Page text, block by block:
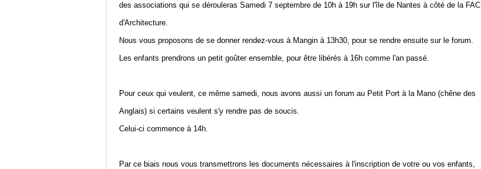
des associations qui se dérouleras Samedi 7 septembre de 10h à 19h sur l'île de Nantes à côté de la FAC
d'Architecture.
Nous vous proposons de se donner rendez-vous à Mangin à 13h30, pour se rendre ensuite sur le forum.
Les enfants prendrons un petit goûter ensemble, pour être libérés à 16h comme l'an passé.
Pour ceux qui veulent, ce même samedi, nous avons aussi un forum au Petit Port à la Mano (chêne des
Anglais) si certains veulent s'y rendre pas de soucis.
Celui-ci commence à 14h.
Par ce biais nous vous transmettrons les documents nécessaires à l'inscription de votre ou vos enfants,